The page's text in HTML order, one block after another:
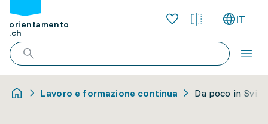
orientamento
.ch
IT
Lavoro e formazione continua Da poco in